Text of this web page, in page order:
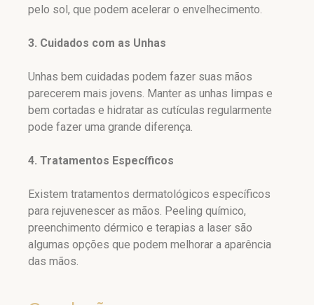
pelo sol, que podem acelerar o envelhecimento.
3. Cuidados com as Unhas
Unhas bem cuidadas podem fazer suas mãos
parecerem mais jovens. Manter as unhas limpas e
bem cortadas e hidratar as cutículas regularmente
pode fazer uma grande diferença.
4. Tratamentos Específicos
Existem tratamentos dermatológicos específicos
para rejuvenescer as mãos. Peeling químico,
preenchimento dérmico e terapias a laser são
algumas opções que podem melhorar a aparência
das mãos.